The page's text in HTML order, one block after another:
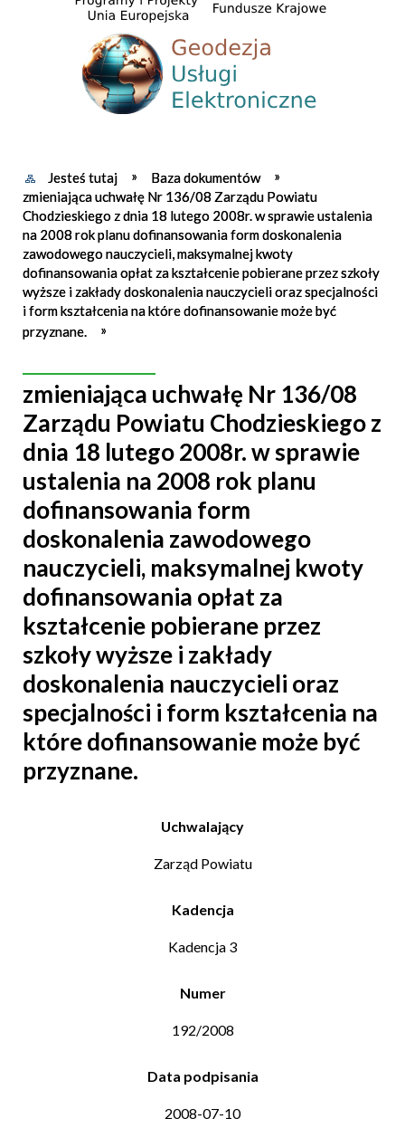
Jesteś tutaj
Baza dokumentów
zmieniająca uchwałę Nr 136/08 Zarządu Powiatu
Chodzieskiego z dnia 18 lutego 2008r. w sprawie ustalenia
na 2008 rok planu dofinansowania form doskonalenia
zawodowego nauczycieli, maksymalnej kwoty
dofinansowania opłat za kształcenie pobierane przez szkoły
wyższe i zakłady doskonalenia nauczycieli oraz specjalności
i form kształcenia na które dofinansowanie może być
przyznane.
zmieniająca uchwałę Nr 136/08
Zarządu Powiatu Chodzieskiego z
dnia 18 lutego 2008r. w sprawie
ustalenia na 2008 rok planu
dofinansowania form
doskonalenia zawodowego
nauczycieli, maksymalnej kwoty
dofinansowania opłat za
kształcenie pobierane przez
szkoły wyższe i zakłady
doskonalenia nauczycieli oraz
specjalności i form kształcenia na
które dofinansowanie może być
przyznane.
Uchwalający
Zarząd Powiatu
Kadencja
Kadencja 3
Numer
192/2008
Data podpisania
2008-07-10